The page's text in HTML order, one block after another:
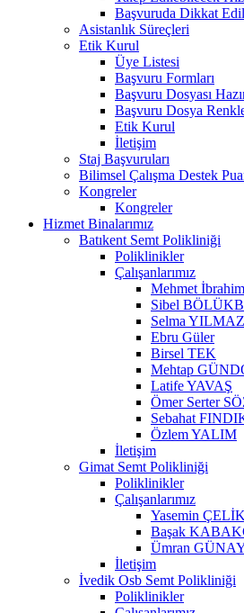
Başvuruda Dikkat
Asistanlık Süreçleri
Etik Kurul
Üye Listesi
Başvuru Formları
Başvuru Dosyası
Başvuru Dosya
Etik Kurul
İletişim
Staj Başvuruları
Bilimsel Çalışma Destek
Kongreler
Kongreler
Hizmet Binalarımız
Batıkent Semt Polikliniği
Poliklinikler
Çalışanlarımız
Mehmet
Sibel
Selma YILMAZ
Ebru Güler
Birsel TEK
Mehtap
Latife YAVAŞ
Ömer Serter
Sebahat
Özlem YALIM
İletişim
Gimat Semt Polikliniği
Poliklinikler
Çalışanlarımız
Yasemin ÇELİK
Başak
Ümran
İletişim
İvedik Osb Semt Polikliniği
Poliklinikler